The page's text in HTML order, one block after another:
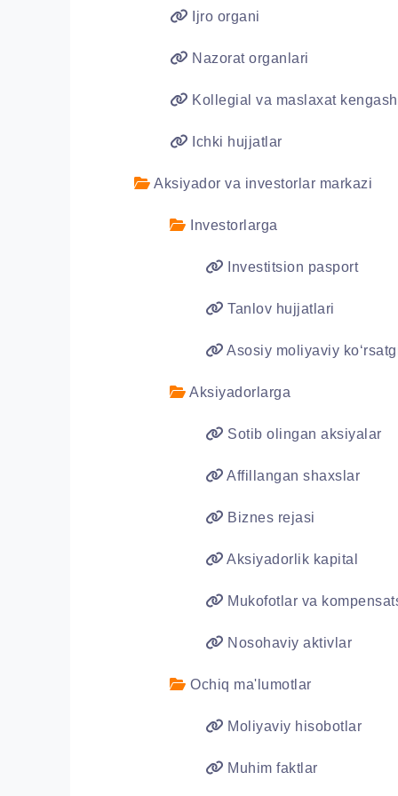
Ijro organi
Nazorat organlari
Kollegial va maslaxat
Ichki hujjatlar
Aksiyador va investorlar markazi
Investorlarga
Investitsion pasport
Tanlov hujjatlari
Asosiy moliyaviy
Aksiyadorlarga
Sotib olingan aksiyalar
Affillangan shaxslar
Biznes rejasi
Aksiyadorlik kapital
Mukofotlar va
Nosohaviy aktivlar
Ochiq ma'lumotlar
Moliyaviy hisobotlar
Muhim faktlar